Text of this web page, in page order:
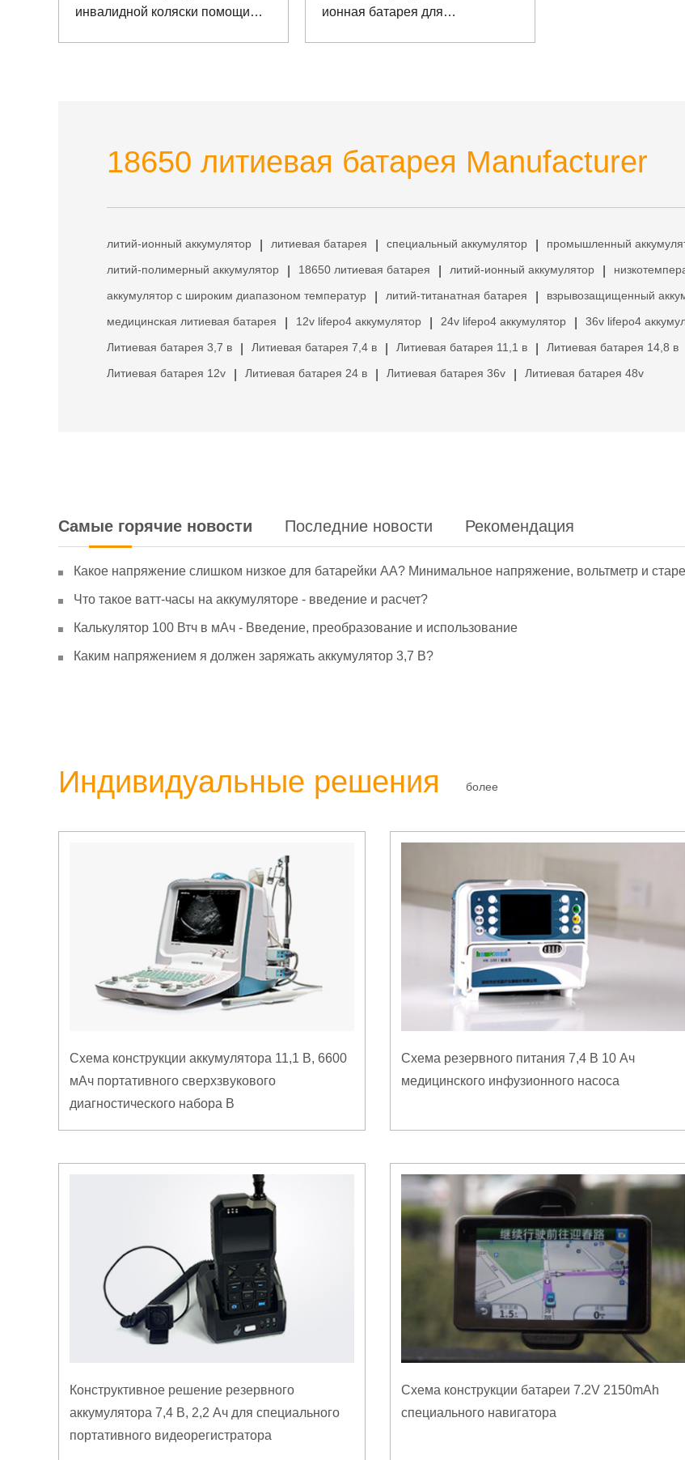
инвалидной коляски помощи
ионная батарея для
18650 литиевая батарея Manufacturer
литий-ионный аккумулятор литиевая батарея специальный аккумулятор промышленный
литий-полимерный аккумулятор 18650 литиевая батарея литий-ионный аккумулятор
аккумулятор с широким диапазоном температур литий-титанатная батарея взрывозащищенный
медицинская литиевая батарея 12v lifepo4 аккумулятор 24v lifepo4 аккумулятор 36v lifepo4
Литиевая батарея 3,7 в Литиевая батарея 7,4 в Литиевая батарея 11,1 в Литиевая батарея 14,8 в
Литиевая батарея 12v Литиевая батарея 24 в Литиевая батарея 36v Литиевая батарея 48v
Самые горячие новости Последние новости Рекомендация
Какое напряжение слишком низкое для батарейки АА? Минимальное напряжение, вольтметр и
Что такое ватт-часы на аккумуляторе - введение и расчет?
Калькулятор 100 Втч в мАч - Введение, преобразование и использование
Каким напряжением я должен заряжать аккумулятор 3,7 В?
Индивидуальные решения более
Схема конструкции аккумулятора 11,1 В, 6600
мАч портативного сверхзвукового
диагностического набора B
Схема резервного питания 7,4 В 10 Ач
медицинского инфузионного насоса
Конструктивное решение резервного
аккумулятора 7,4 В, 2,2 Ач для специального
портативного видеорегистратора
Схема конструкции батареи 7.2V 2150mAh
специального навигатора